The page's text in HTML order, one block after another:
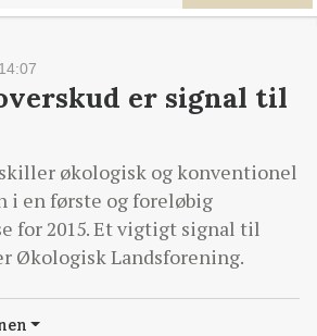
er signal til
skiller økologisk og konventionel
en første og foreløbig
for 2015. Et vigtigt signal til
Økologisk Landsforening.